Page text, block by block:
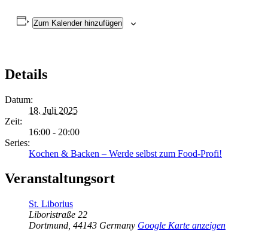
Zum Kalender hinzufügen
Details
Datum:
18. Juli 2025
Zeit:
16:00 - 20:00
Series:
Kochen & Backen – Werde selbst zum Food-Profi!
Veranstaltungsort
St. Liborius
Liboristraße 22
Dortmund 44143 Germany Google Karte anzeigen